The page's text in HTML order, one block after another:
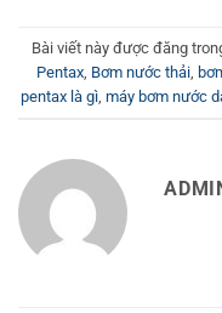
Bài viết này được đăng
Pentax Bơm nước thải
pentax là gì, máy bơm nước